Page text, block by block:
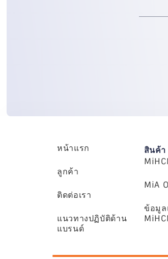
หน้าแรก
ลูกค้า
ติดต่อเรา
แนวทางปฏิบัติด้าน
แบรนด์
สินค้า
MiA
ข้อมูล